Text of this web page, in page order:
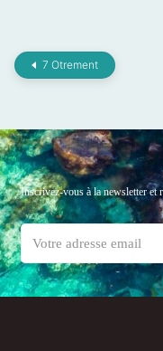
7 Otrement
Inscrivez-vous à la newsletter et